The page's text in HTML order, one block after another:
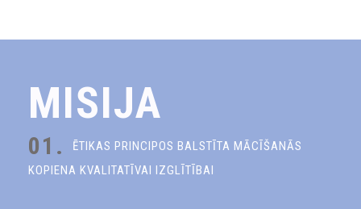
MISIJA
01.
ĒTIKAS PRINCIPOS BALSTĪTA MĀCĪŠANĀS
KOPIENA KVALITATĪVAI IZGLĪTĪBAI